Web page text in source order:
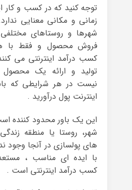
توجه کنید که در کسب و کار
زمانی و مکانی معنایی
شهرها و روستاهای
فروش محصول و فقط با
کسب درآمد اینترنتی می
تولید و ارائه یک
نیست در هر شرایطی که
اینترنت پول درآورید .
این یک باور محدود کننده
شهر، روستا یا منطقه
های پولسازی در آنجا وجود
با ایده ای مناسب ،
کسب درآمد اینترنتی است .